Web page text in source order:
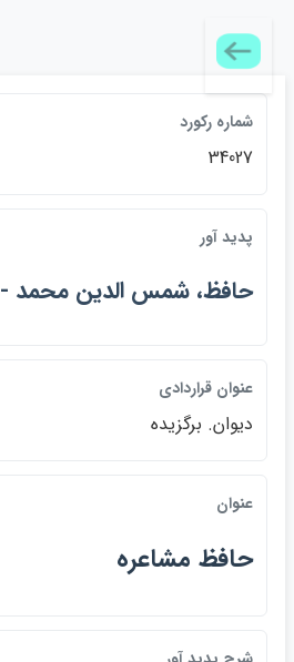
شماره ركورد
34027
پديد آور
حافظ، شمس الدين محمد - 792ق
عنوان قراردادي
ديوان. برگزيده
عنوان
حافظ مشاعره